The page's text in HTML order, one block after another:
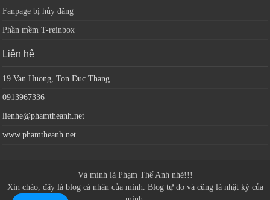
Fanpage bị hủy đăng
Phần mềm T-reinbox
Liên hệ
19 Van Huong, Ton Duc Thang
0913967336
lienhe@phamtheanh.net
www.phamtheanh.net
Và mình là Phạm Thế Anhnhé!!!
Xin chào, đây là blog cá nhân của mình. Blog tự do và cũng là nhật ký của